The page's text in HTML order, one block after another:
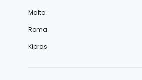
Malta
Roma
Kipras